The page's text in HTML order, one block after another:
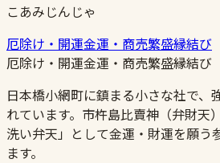
こあみじんじゃ
厄除け・開運金運・商売繁盛縁結び
厄除け・開運金運・商売繁盛縁結び
日本橋小網町に鎮まる小さな社で、
れています。市杵島比賣神（弁財天
洗い弁天」として金運・財運を願う
ます。